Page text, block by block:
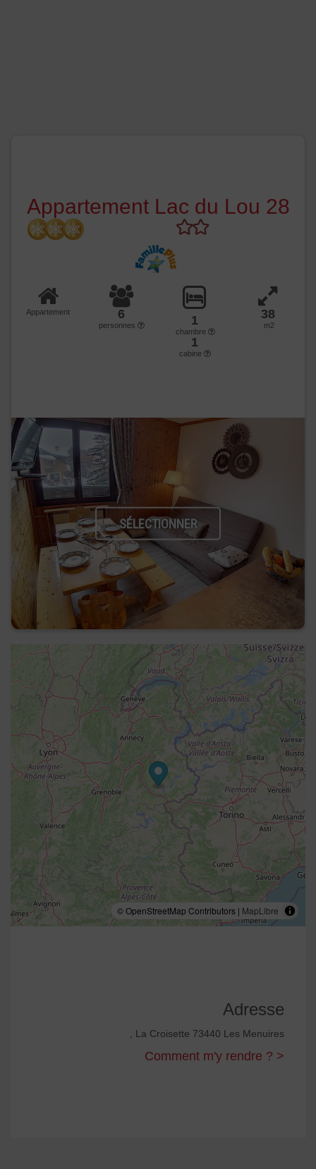
Appartement Lac du Lou 28
Appartement 6
personnes 1
chambre
1
cabine
38
m2
SÉLECTIONNER
© OpenStreetMap Contributors | MapLibre
Adresse
, La Croisette 73440 Les Menuires
Comment m'y rendre ? >